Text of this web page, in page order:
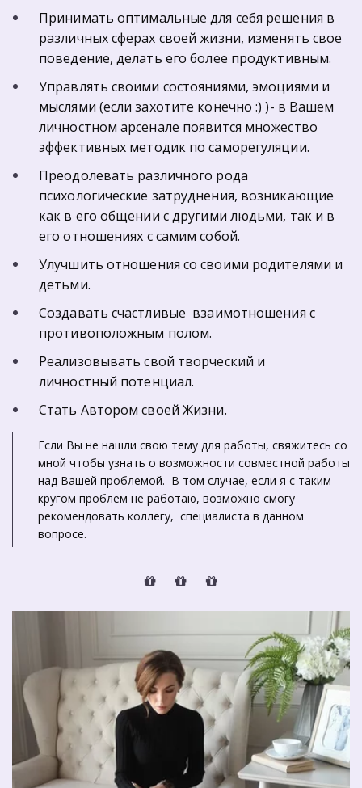
Принимать оптимальные для себя решения в
различных сферах своей жизни, изменять свое
поведение, делать его более продуктивным.
Управлять своими состояниями, эмоциями и
мыслями (если захотите конечно :) )- в Вашем
личностном арсенале появится множество
эффективных методик по саморегуляции.
Преодолевать различного рода
психологические затруднения, возникающие
как в его общении с другими людьми, так и в
его отношениях с самим собой.
Улучшить отношения со своими родителями и
детьми.
Создавать счастливые  взаимотношения с
противоположным полом.
Реализовывать свой творческий и
личностный потенциал.
Стать Автором своей Жизни.
Если Вы не нашли свою тему для работы, свяжитесь со
мной чтобы узнать о возможности совместной работы
над Вашей проблемой.  В том случае, если я с таким
кругом проблем не работаю, возможно смогу
рекомендовать коллегу,  специалиста в данном
вопросе.